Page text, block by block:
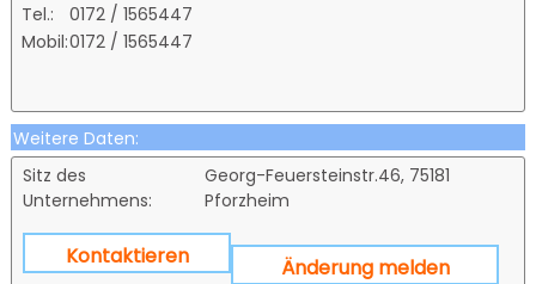
Tel.:
0172 / 1565447
Mobil:0172 / 1565447
Weitere Daten:
Sitz des
Unternehmens:
Georg-Feuersteinstr.46, 75181
Pforzheim
Kontaktieren Änderung melden